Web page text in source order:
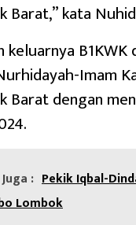
Barat,” kata
keluarnya
Imam
Barat dengan
: Pekik Iqbal-
Lombok